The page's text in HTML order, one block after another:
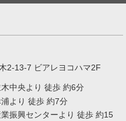
2-13-7 ビアレヨコハマ2F
中央より 徒歩 約6分
より 徒歩 約7分
振興センターより 徒歩 約15